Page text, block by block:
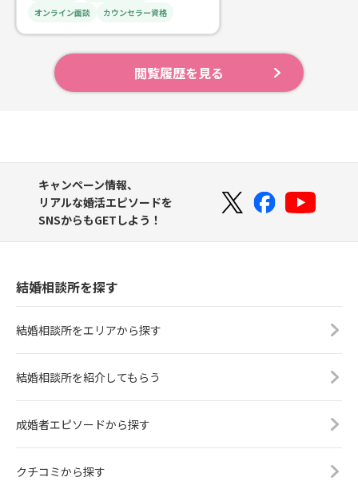
オンライン面談
カウンセラー資格
閲覧履歴を見る
キャンペーン情報、
リアルな婚活エピソードを
SNSからもGETしよう！
結婚相談所を探す
結婚相談所をエリアから探す
結婚相談所を紹介してもらう
成婚者エピソードから探す
クチコミから探す